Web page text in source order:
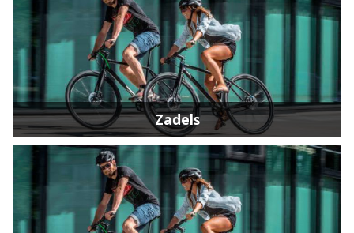
Zadels